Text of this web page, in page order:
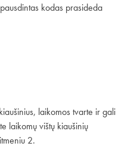
kodas prasideda
laikomos tvarte ir gali
laikomų vištų kiaušinių
2.